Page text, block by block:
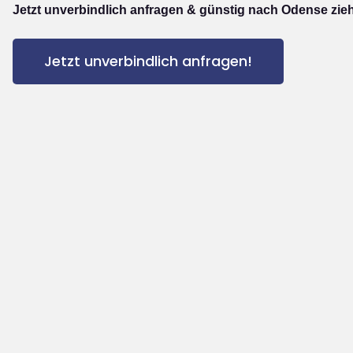
Jetzt unverbindlich anfragen & günstig nach Odense
Jetzt unverbindlich anfragen!